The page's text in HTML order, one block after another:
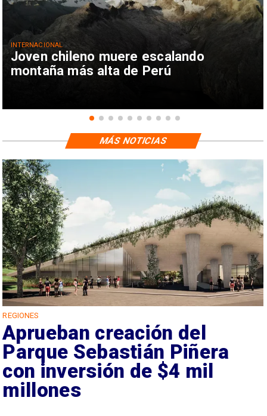
Joven chileno muere escalando
montaña más alta de Perú
INTERNACIONAL
REGIONES
Aprueban creación del
Parque Sebastián Piñera
con inversión de $4 mil
millones
MÁS NOTICIAS